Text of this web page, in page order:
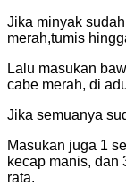
Jika minyak
merah,tumis
Lalu masukan
cabe merah, di
Jika semuanya
Masukan juga 1
kecap manis, dan
rata.